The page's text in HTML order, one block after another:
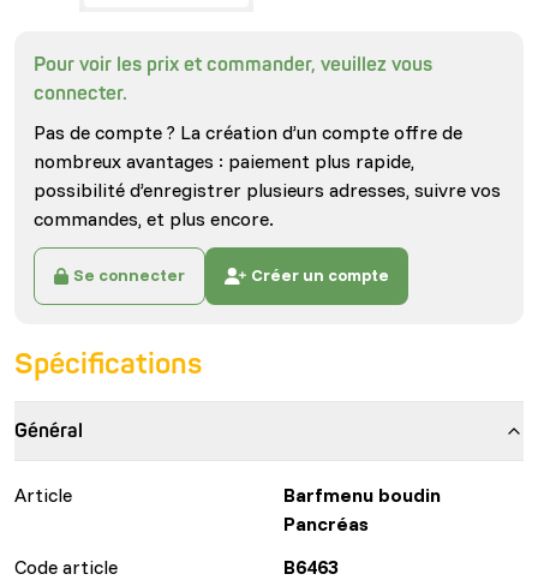
Pour voir les prix et commander, veuillez vous
connecter.
Pas de compte ? La création d’un compte offre de
nombreux avantages : paiement plus rapide,
possibilité d’enregistrer plusieurs adresses, suivre vos
commandes, et plus encore.
Se connecter Créer un compte
Spécifications
Général
Article
Barfmenu boudin
Pancréas
Code article
B6463